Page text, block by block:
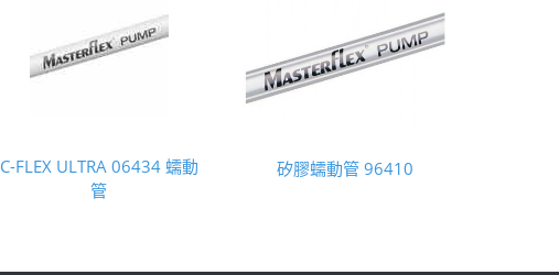
C-FLEX ULTRA 06434 蠕動
管
矽膠蠕動管 96410